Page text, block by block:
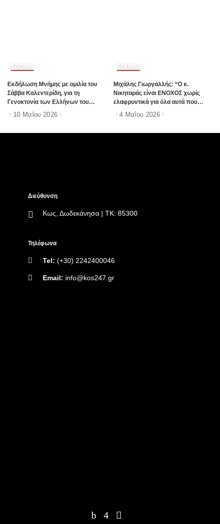
ΤΟΠΙΚΑ
Εκδήλωση Μνήμης με ομιλία του
Σάββα Καλεντερίδη, για τη
Γενοκτονία των Ελλήνων του
Πόντου στην Κω
10 Μαΐου 2026
ΤΟΠΙΚΑ
Μιχάλης Γιωργαλλής: “Ο κ.
Νικηταράς είναι ΕΝΟΧΟΣ χωρίς
ελαφρυντικά για όλα αυτά που
συντελούνται στο νησί μας”
4 Μαΐου 2026
Διεύθυνση
Κως, Δωδεκάνησα | ΤΚ: 85300
Τηλέφωνα
Tel: (+30) 2242400046
Email: info@kos247.gr